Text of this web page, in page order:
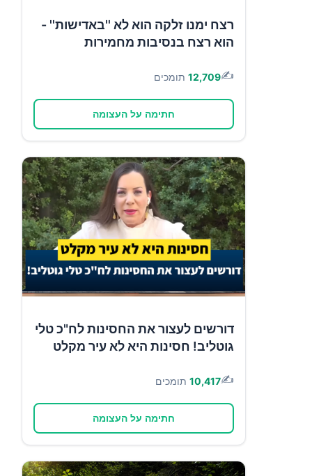
רצח ימנו זלקה הוא לא ''באדישות'' -
הוא רצח בנסיבות מחמירות
✍️
12,709 תומכים
חתימה על העצומה
דורשים לעצור את החסינות לח"כ טלי
גוטליב! חסינות היא לא עיר מקלט
✍️
10,417 תומכים
חתימה על העצומה